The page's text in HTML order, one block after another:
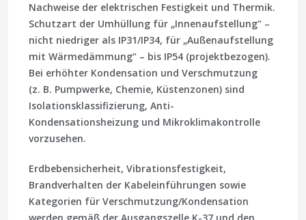
Nachweise der elektrischen Festigkeit und Thermik.
Schutzart der Umhüllung für „Innenaufstellung“ –
nicht niedriger als IP31/IP34, für „Außenaufstellung
mit Wärmedämmung“ – bis IP54 (projektbezogen).
Bei erhöhter Kondensation und Verschmutzung
(z. B. Pumpwerke, Chemie, Küstenzonen) sind
Isolationsklassifizierung, Anti-
Kondensationsheizung und Mikroklimakontrolle
vorzusehen.
Erdbebensicherheit, Vibrationsfestigkeit,
Brandverhalten der Kabeleinführungen sowie
Kategorien für Verschmutzung/Kondensation